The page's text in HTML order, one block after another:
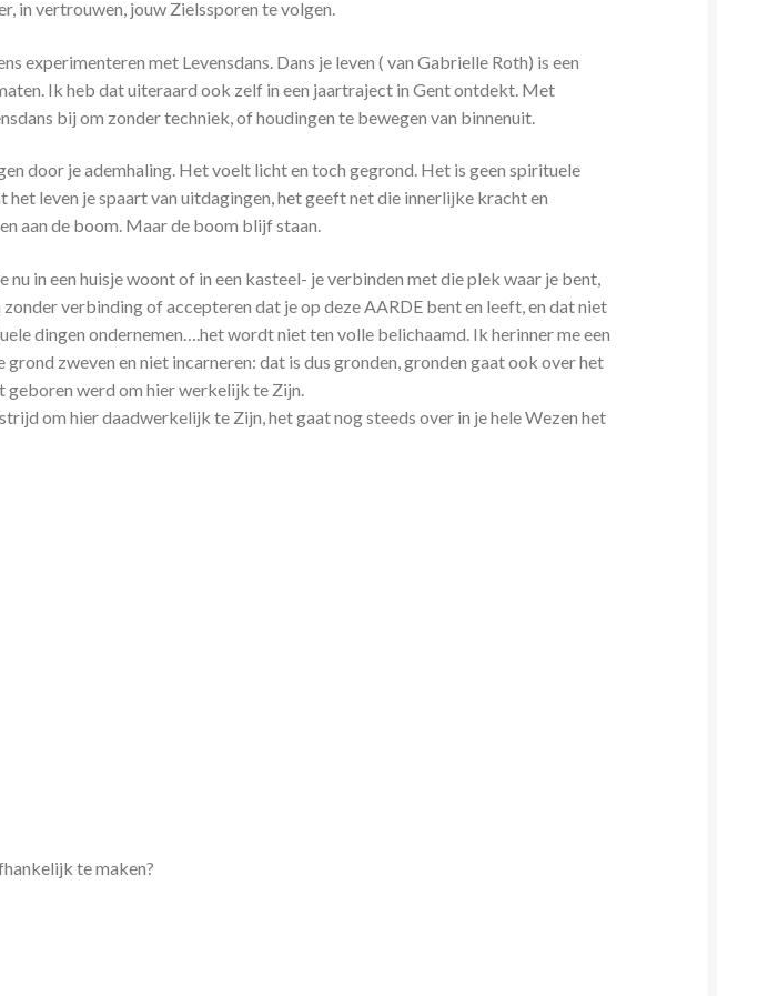
in vertrouwen, jouw Zielssporen te volgen.
experimenteren met Levensdans. Dans je leven ( van Gabrielle Roth) is een
Ik heb dat uiteraard ook zelf in een jaartraject in Gent ontdekt. Met
bij om zonder techniek, of houdingen te bewegen van binnenuit.
door je ademhaling. Het voelt licht en toch gegrond. Het is geen spirituele
leven je spaart van uitdagingen, het geeft net die innerlijke kracht en
aan de boom. Maar de boom blijf staan.
in een huisje woont of in een kasteel- je verbinden met die plek waar je bent,
verbinding of accepteren dat je op deze AARDE bent en leeft, en dat niet
dingen ondernemen….het wordt niet ten volle belichaamd. Ik herinner me een
zweven en niet incarneren: dat is dus gronden, gronden gaat ook over het
geboren werd om hier werkelijk te Zijn.
om hier daadwerkelijk te Zijn, het gaat nog steeds over in je hele Wezen het
te maken?